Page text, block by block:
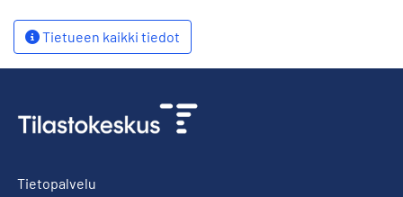
Tietueen kaikki tiedot
Tietopalvelu